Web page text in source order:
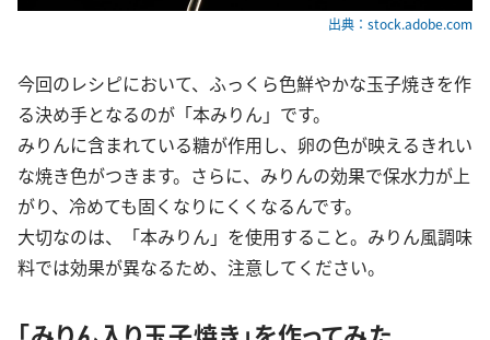
出典：stock.adobe.com
今回のレシピにおいて、ふっくら色鮮やかな玉子焼きを作
る決め手となるのが「本みりん」です。
みりんに含まれている糖が作用し、卵の色が映えるきれい
な焼き色がつきます。さらに、みりんの効果で保水力が上
がり、冷めても固くなりにくくなるんです。
大切なのは、「本みりん」を使用すること。みりん風調味
料では効果が異なるため、注意してください。